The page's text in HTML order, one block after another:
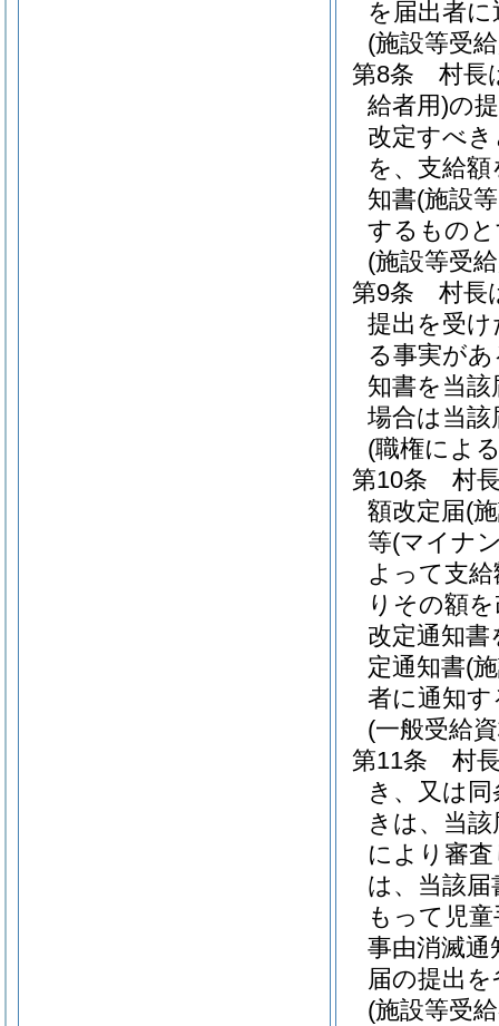
を届出者
(施設等受
第8条
村長
給者用)の
改定すべ
を、支給
知書(施設
するもの
(施設等受
第9条
村長
提出を受
る事実が
知書を当
場合は当
(職権によ
第10条
村
額改定届(
等(マイナ
よって支
りその額
改定通知
定通知書(
者に通知
(一般受給
第11条
村
き、又は
きは、当
により審
は、当該
もって児
事由消滅通
届の提出
(施設等受